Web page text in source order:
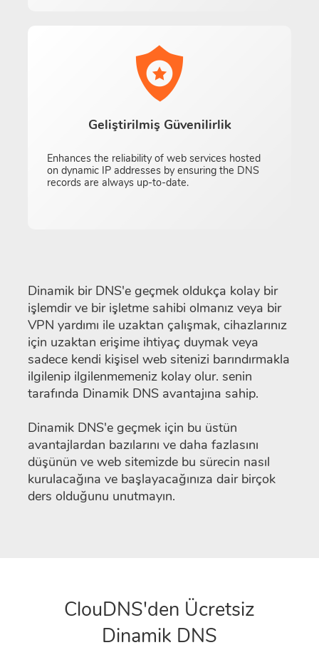
Geliştirilmiş Güvenilirlik
Enhances the reliability of web services hosted
on dynamic IP addresses by ensuring the DNS
records are always up-to-date.
Dinamik bir DNS'e geçmek oldukça kolay bir
işlemdir ve bir işletme sahibi olmanız veya bir
VPN yardımı ile uzaktan çalışmak, cihazlarınız
için uzaktan erişime ihtiyaç duymak veya
sadece kendi kişisel web sitenizi barındırmakla
ilgilenip ilgilenmemeniz kolay olur. senin
tarafında Dinamik DNS avantajına sahip.
Dinamik DNS'e geçmek için bu üstün
avantajlardan bazılarını ve daha fazlasını
düşünün ve web sitemizde bu sürecin nasıl
kurulacağına ve başlayacağınıza dair birçok
ders olduğunu unutmayın.
ClouDNS'den Ücretsiz
Dinamik DNS